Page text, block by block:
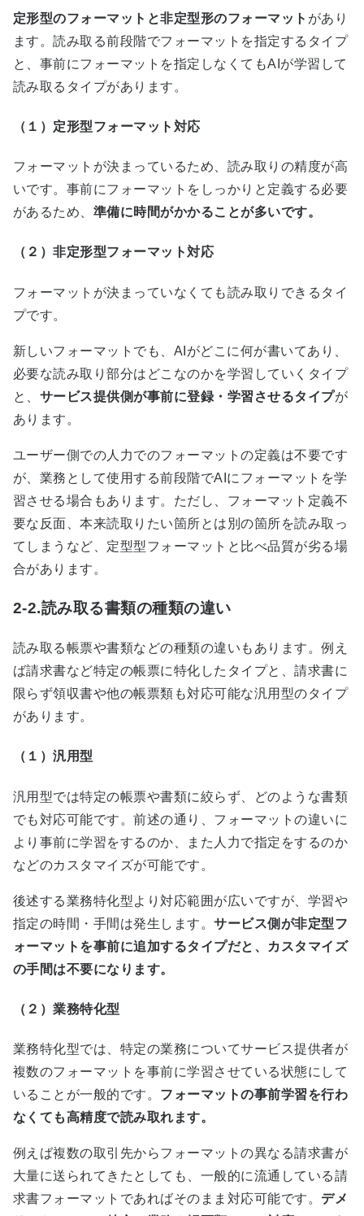
定形型のフォーマットと非定型形のフォーマット があり
ます。読み取る前段階でフォーマットを指定するタイプ
と、事前にフォーマットを指定しなくてもAI が学習して
読み取るタイプがあります。
（１）定形型フォーマット対応
フォーマットが決まっているため、読み取りの精度が高
いです。事前にフォーマットをしっかりと定義する必要
があるため、 準備に時間がかかることが多いです。
（２）非定形型フォーマット対応
フォーマットが決まっていなくても読み取りできるタイ
プです。
新しいフォーマットでも、 AI がどこに何が書いてあり、
必要な読み取り部分はどこなのかを学習していくタイプ
と、 サービス提供側が事前に登録・学習させるタイプが
あります。
ユーザー側での人力でのフォーマットの定義は不要です
が、業務として使用する前段階でAI にフォーマットを学
習させる場合もあります。ただし、フォーマット定義不
要な反面、本来読取りたい箇所とは別の箇所を読み取っ
てしまうなど、定型型フォーマットと比べ品質が劣る場
合があります。
2-2.読み取る書類の種類の違い
読み取る帳票や書類などの種類の違いもあります。例え
ば請求書など特定の帳票に特化したタイプと、請求書に
限らず領収書や他の帳票類も対応可能な汎用型のタイプ
があります。
（１）汎用型
汎用型では特定の帳票や書類に絞らず、どのような書類
でも対応可能です。前述の通り、フォーマットの違いに
より事前に学習をするのか、また人力で指定をするのか
などのカスタマイズが可能です。
後述する業務特化型より対応範囲が広いですが、学習や
指定の時間・手間は発生します。サービス側が非定型フ
ォーマットを事前に追加するタイプだと、カスタマイズ
の手間は不要になります。
（２）業務特化型
業務特化型では、特定の業務についてサービス提供者が
複数のフォーマットを事前に学習させている状態にして
いることが一般的です。 フォーマットの事前学習を行わ
なくても高精度で読み取れます。
例えば複数の取引先からフォーマットの異なる請求書が
大量に送られてきたとしても、一般的に流通している請
求書フォーマットであればそのまま対応可能です。 デメ